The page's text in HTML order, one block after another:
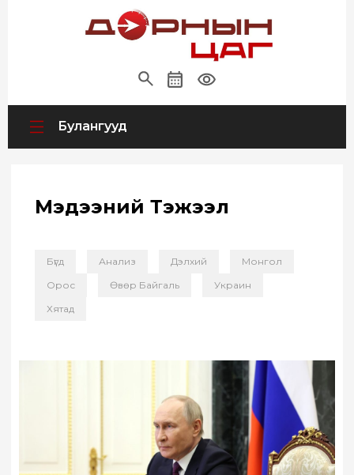
Булангууд
Мэдээний Тэжээл
Бүгд Анализ Дэлхий
Монгол
Орос
Өвөр Байгаль
Украин
Хятад